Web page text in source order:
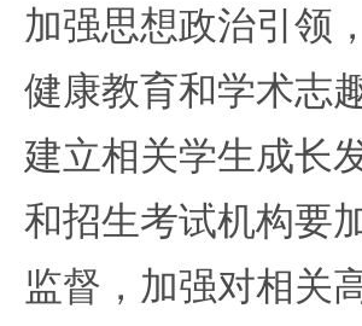
加强思想政治引领
健康教育和学术志
建立相关学生成长
和招生考试机构要
监督，加强对相关